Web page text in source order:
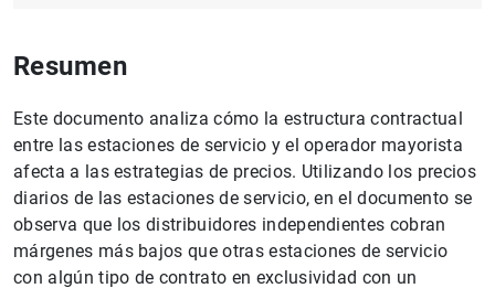
Resumen
Este documento analiza cómo la estructura contractual
entre las estaciones de servicio y el operador mayorista
afecta a las estrategias de precios. Utilizando los precios
diarios de las estaciones de servicio, en el documento se
observa que los distribuidores independientes cobran
márgenes más bajos que otras estaciones de servicio
con algún tipo de contrato en exclusividad con un